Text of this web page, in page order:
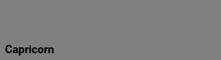
Capricorn